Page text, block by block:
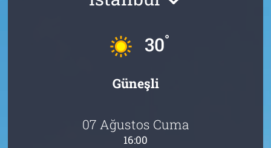
30°
Güneşli
07 Ağustos Cuma
16:00